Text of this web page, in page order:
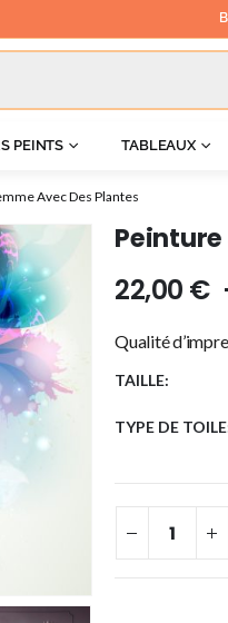
PEINTS TABLEAUX
Avec Des Plantes
Peinture
22,00 €
Qualité
TAILLE
TYPE DE TOILE